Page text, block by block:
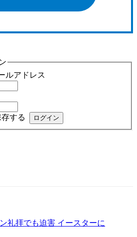
ルアドレス
する
礼拝でも迫害 イースターに